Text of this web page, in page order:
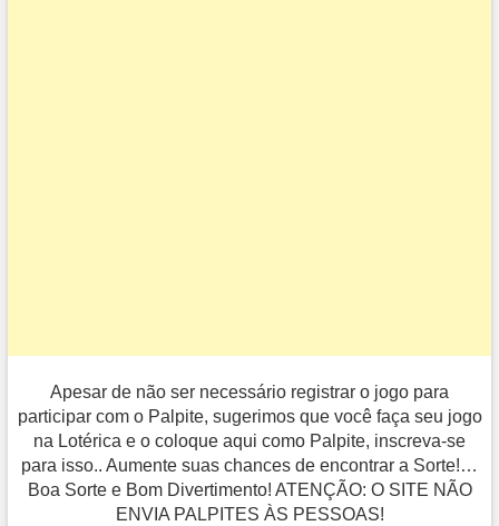
Apesar de não ser necessário registrar o jogo para
participar com o Palpite, sugerimos que você faça seu jogo
na Lotérica e o coloque aqui como Palpite, inscreva-se
para isso.. Aumente suas chances de encontrar a Sorte!…
Boa Sorte e Bom Divertimento! ATENÇÃO: O SITE NÃO
ENVIA PALPITES ÀS PESSOAS!